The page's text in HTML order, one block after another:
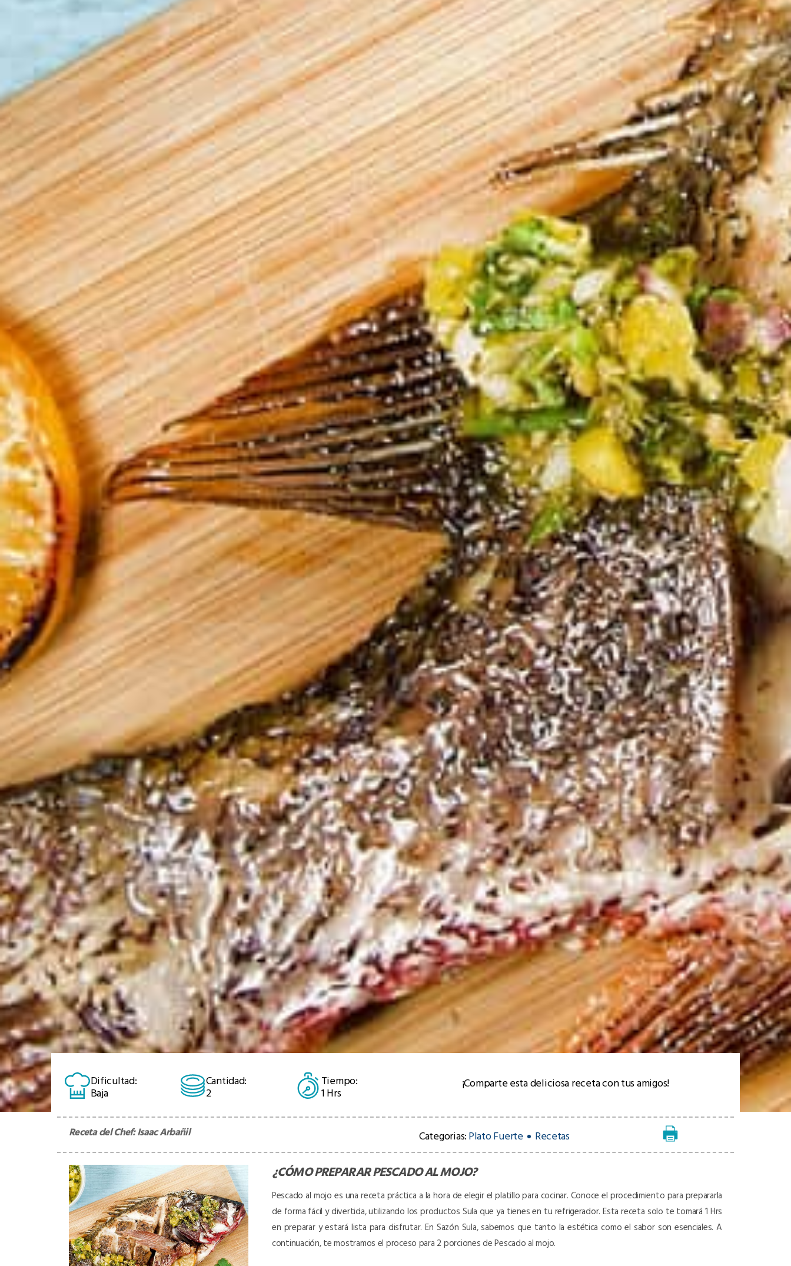
Dificultad:
Baja
Cantidad:
2
Tiempo:
1 Hrs
¡Comparte esta deliciosa receta con tus amigos!
Receta del Chef:Isaac Arbañil Categorias:Plato Fuerte Recetas
¿CÓMO PREPARARPESCADO AL MOJO?
Pescado al mojo es una receta práctica a la hora de elegir el platillo para cocinar. Conoce el procedimiento para prepararla
de forma fácil y divertida, utilizando los productos Sula que ya tienes en tu refrigerador. Esta receta solo te tomará 1 Hrs
en preparar y estará lista para disfrutar. En Sazón Sula, sabemos que tanto la estética como el sabor son esenciales. A
continuación, te mostramos el proceso para 2 porciones de Pescado al mojo.